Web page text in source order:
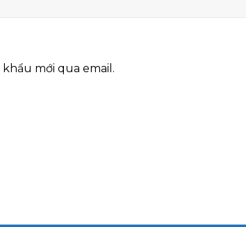
mới qua email.